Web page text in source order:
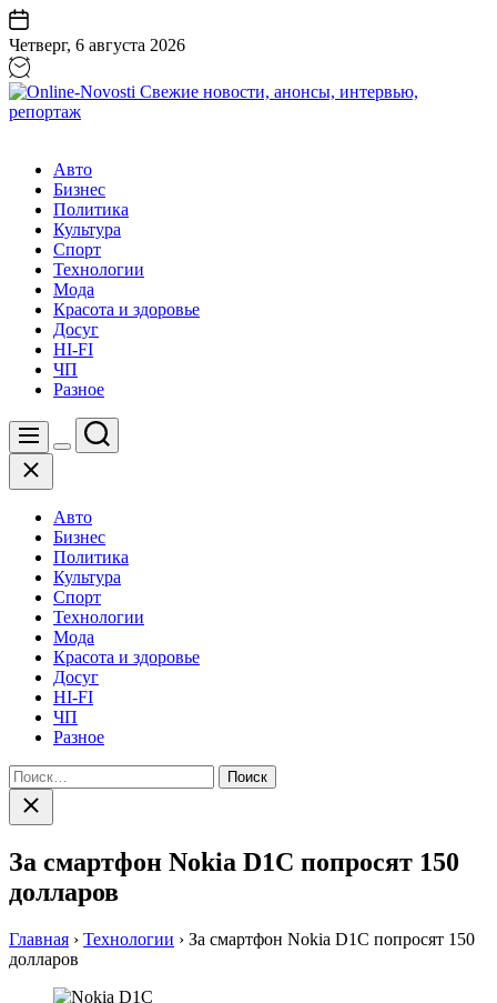
Перейти
к
содержанию
Четверг, 6 августа 2026
Свежие
новости,
анонсы,
интервью,
репортаж
Авто
Бизнес
Политика
Культура
Спорт
Технологии
Мода
Красота и здоровье
Досуг
HI-FI
ЧП
Разное
Меню
Цвет
Поиск
Закрыть
Авто
Бизнес
Политика
Культура
Спорт
Технологии
Мода
Красота и здоровье
Досуг
HI-FI
ЧП
Разное
Найти:
Закрыть
поиск
За смартфон Nokia D1C попросят 150
долларов
Главная › Технологии › За смартфон Nokia D1C попросят 150
долларов